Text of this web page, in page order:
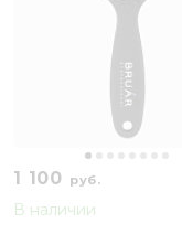
1 100 руб.
В наличии